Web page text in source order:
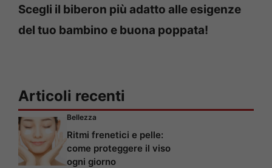
Scegli il biberon più adatto alle esigenze
del tuo bambino e buona poppata!
Articoli recenti
Bellezza
Ritmi frenetici e pelle:
come proteggere il viso
ogni giorno